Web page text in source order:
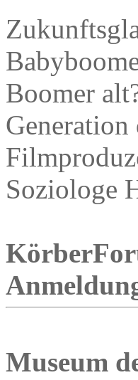
Boomer
Soziologe
Museum